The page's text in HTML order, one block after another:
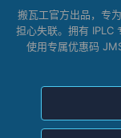
搬瓦工官方出品，专
担心失联。拥有 IPLC
使用专属优惠码